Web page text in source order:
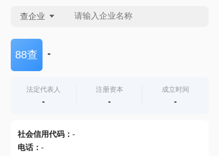
查企业
查企业
查产地
88查 -
法定代表人
-
注册资本
-
成立时间
-
社会信用代码： -
电话： -